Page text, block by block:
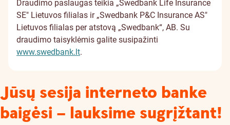
Draudimo paslaugas teikia „Swedbank Life Insurance
SE" Lietuvos filialas ir „Swedbank P&C Insurance AS"
Lietuvos filialas per atstovą „Swedbank“, AB. Su
draudimo taisyklėmis galite susipažinti
www.swedbank.lt.
Jūsų sesija interneto banke
baigėsi – lauksime sugrįžtant!